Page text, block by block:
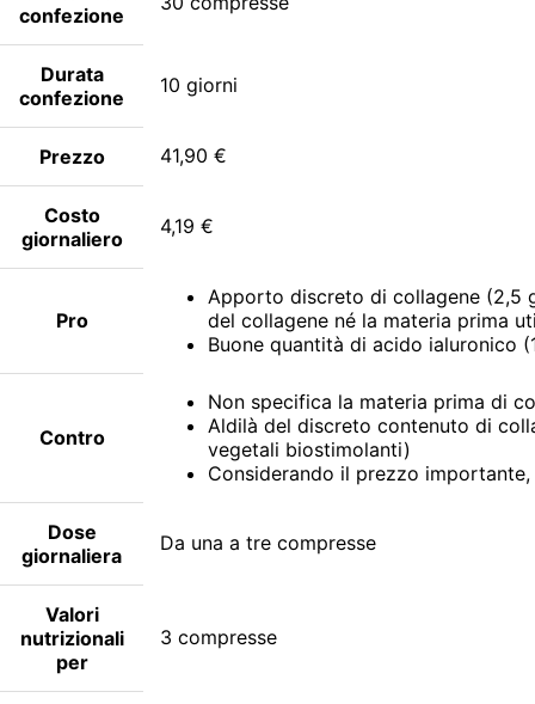
confezione
Durata
confezione
10 giorni
Prezzo 41,90 €
Costo
giornaliero
4,19 €
Pro
Apporto discreto di collagene (2,5
del collagene né la materia prima
Buone quantità di acido ialuronico
Contro
Non specifica la materia prima di
Aldilà del discreto contenuto di
vegetali biostimolanti)
Considerando il prezzo
Dose
giornaliera
Da una a tre compresse
Valori
nutrizionali
per
3 compresse